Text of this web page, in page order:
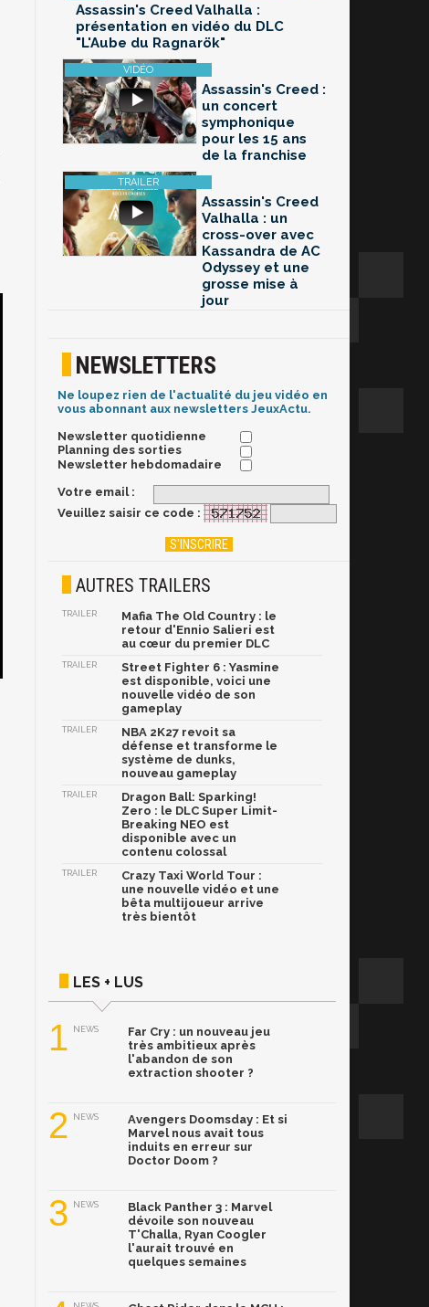
Assassin's Creed Valhalla :
présentation en vidéo du DLC
"L'Aube du Ragnarök"
Assassin's Creed :
un concert
symphonique
pour les 15 ans
de la franchise
Assassin's Creed
Valhalla : un
cross-over avec
Kassandra de AC
Odyssey et une
grosse mise à
jour
NEWSLETTERS
Ne loupez rien de l'actualité du jeu vidéo en
vous abonnant aux newsletters JeuxActu.
Newsletter quotidienne
Planning des sorties
Newsletter hebdomadaire
Votre email :
Veuillez saisir ce code :
AUTRES TRAILERS
TRAILER
Mafia The Old Country : le
retour d'Ennio Salieri est
au cœur du premier DLC
TRAILER
Street Fighter 6 : Yasmine
est disponible, voici une
nouvelle vidéo de son
gameplay
TRAILER
NBA 2K27 revoit sa
défense et transforme le
système de dunks,
nouveau gameplay
TRAILER
Dragon Ball: Sparking!
Zero : le DLC Super Limit-
Breaking NEO est
disponible avec un
contenu colossal
TRAILER
Crazy Taxi World Tour :
une nouvelle vidéo et une
bêta multijoueur arrive
très bientôt
LES + LUS
1 NEWS
Far Cry : un nouveau jeu
très ambitieux après
l'abandon de son
extraction shooter ?
2 NEWS
Avengers Doomsday : Et si
Marvel nous avait tous
induits en erreur sur
Doctor Doom ?
3 NEWS
Black Panther 3 : Marvel
dévoile son nouveau
T'Challa, Ryan Coogler
l'aurait trouvé en
quelques semaines